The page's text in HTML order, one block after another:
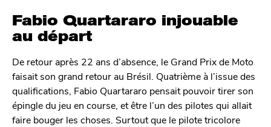
Fabio Quartararo injouable
au départ
De retour après 22 ans d’absence, le Grand Prix de Moto
faisait son grand retour au Brésil. Quatrième à l’issue des
qualifications, Fabio Quartararo pensait pouvoir tirer son
épingle du jeu en course, et être l’un des pilotes qui allait
faire bouger les choses. Surtout que le pilote tricolore